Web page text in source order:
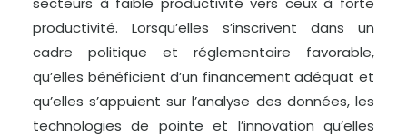
productivité. Lorsqu’elles s’inscrivent dans un
cadre politique et réglementaire favorable,
qu’elles bénéficient d’un financement adéquat et
qu’elles s’appuient sur l’analyse des données, les
technologies de pointe et l’innovation qu’elles